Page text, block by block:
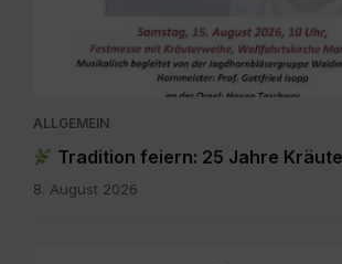
ALLGEMEIN
Tradition feiern: 25 Jahre
8. August 2026